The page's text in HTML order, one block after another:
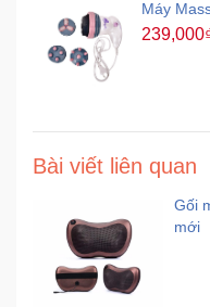
Máy
Bài viết liên quan
Gối
mới